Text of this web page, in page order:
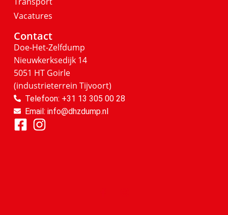
Vacatures
Contact
Doe-Het-Zelfdump
Nieuwkerksedijk 14
5051 HT Goirle
(industrieterrein Tijvoort)
Telefoon: +31 13 305 00 28
Email: info@dhzdump.nl